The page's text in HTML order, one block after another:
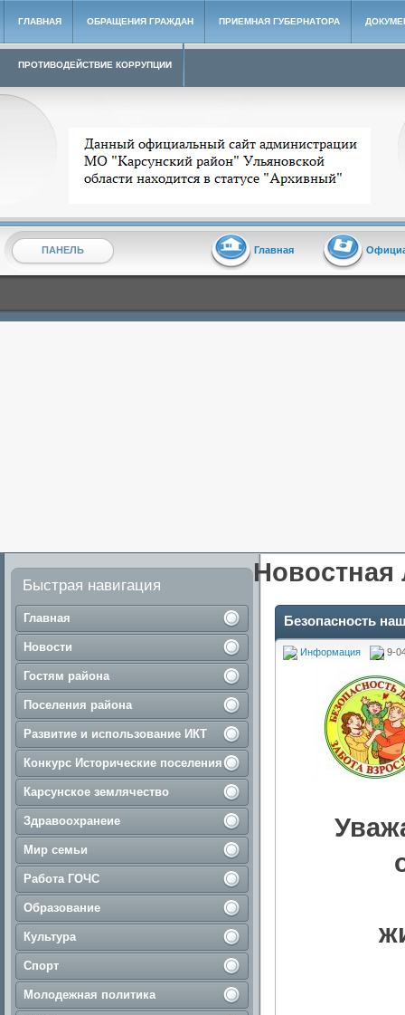
ГЛАВНАЯ ОБРАЩЕНИЯ ГРАЖДАН ПРИЕМНАЯ ГУБЕРНАТОРА
ПРОТИВОДЕЙСТВИЕ КОРРУПЦИИ
Архивный сайт администрации МО "Карсунский район"
ПАНЕЛЬ Главная
Быстрая навигация
Главная
Новости
Гостям района
Поселения района
Развитие и использование ИКТ
Конкурс Исторические поселения
Карсунское землячество
Здравоохранеие
Мир семьи
Работа ГОЧС
Образование
Культура
Спорт
Молодежная политика
Новостная
Безопасность
Информация 9-